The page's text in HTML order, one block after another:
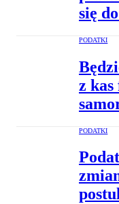
się
PODATKI
z
PODATKI